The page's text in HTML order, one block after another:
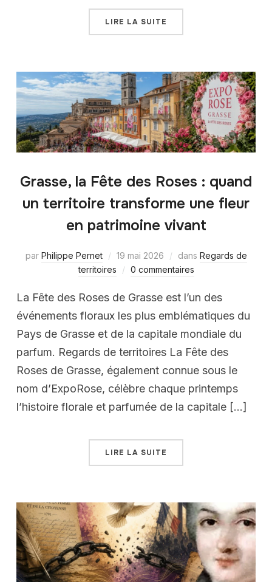
LIRE LA SUITE
Grasse, la Fête des Roses : quand
un territoire transforme une fleur
en patrimoine vivant
par Philippe Pernet 19 mai 2026 dans Regards de
territoires
0 commentaires
La Fête des Roses de Grasse est l’un des
événements floraux les plus emblématiques du
Pays de Grasse et de la capitale mondiale du
parfum. Regards de territoires La Fête des
Roses de Grasse, également connue sous le
nom d’ExpoRose, célèbre chaque printemps
l’histoire florale et parfumée de la capitale […]
LIRE LA SUITE